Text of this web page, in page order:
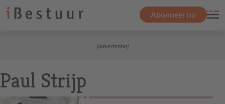
Abonneer nu
(advertentie)
Paul Strijp